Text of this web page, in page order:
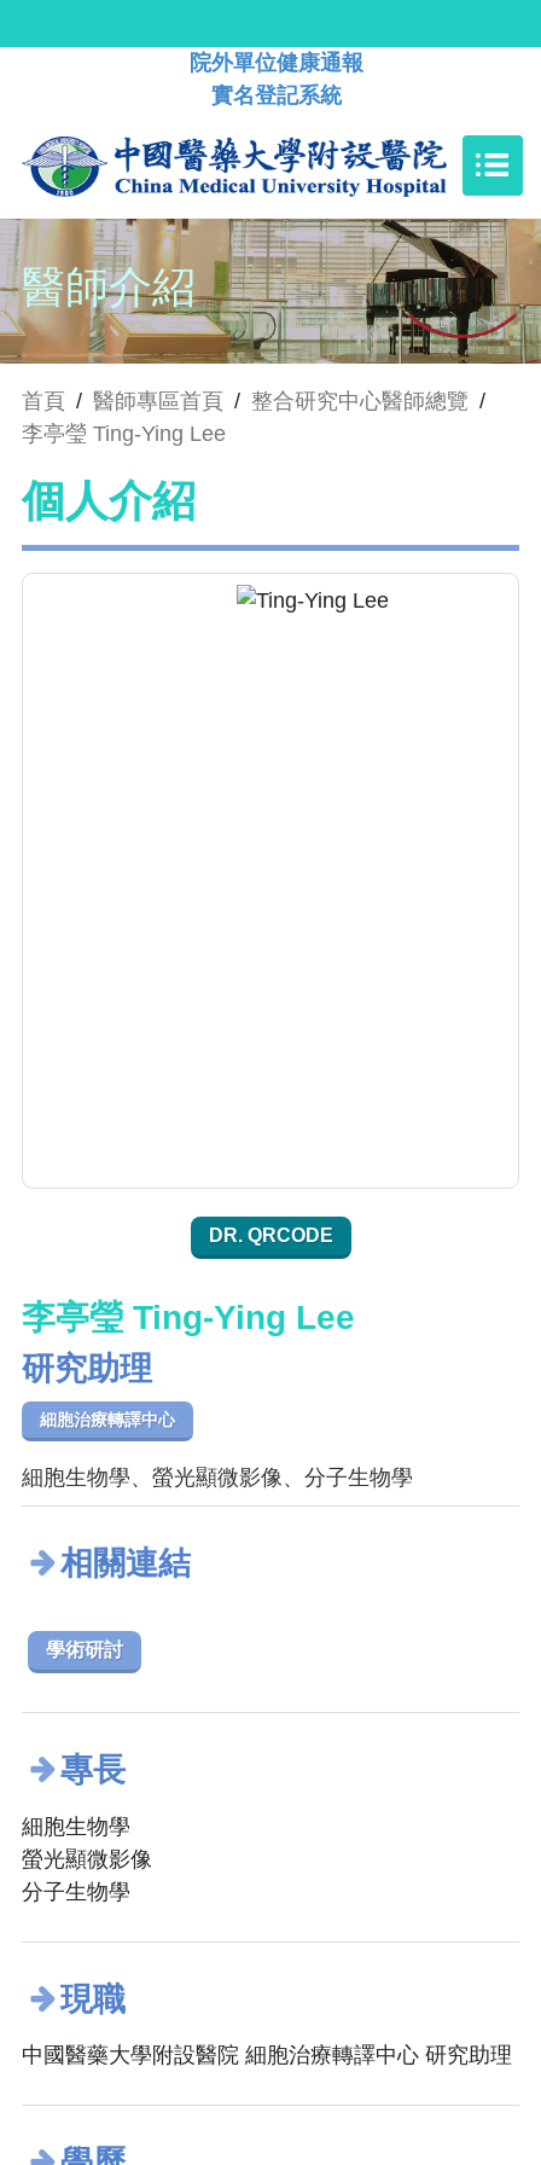
院外單位健康通報
實名登記系統
醫師介紹
首頁 / 醫師專區首頁 / 整合研究中心醫師總覽 /
李亭瑩 Ting-Ying Lee
個人介紹
DR. QRCODE
李亭瑩 Ting-Ying Lee
研究助理
細胞治療轉譯中心
細胞生物學、螢光顯微影像、分子生物學
相關連結
學術研討
專長
細胞生物學
螢光顯微影像
分子生物學
現職
中國醫藥大學附設醫院 細胞治療轉譯中心 研究助理